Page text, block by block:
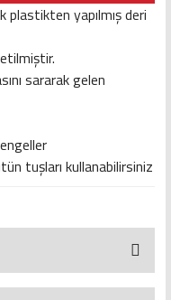
plastikten yapılmış deri
sararak gelen
tuşları kullanabilirsiniz